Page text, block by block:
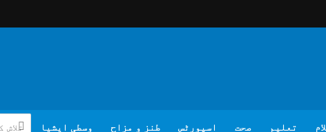
تعلیم صحت اسپورٹس طنز و مزاح وسطی ایشیا